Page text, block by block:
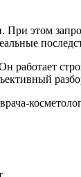
При этом
работает